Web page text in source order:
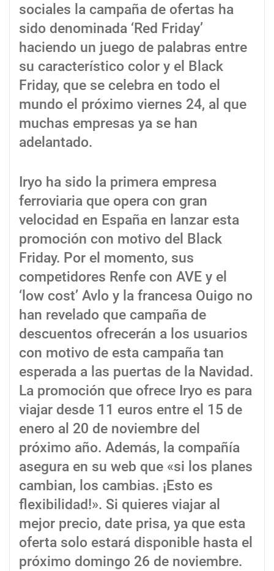
sociales la campaña de ofertas ha
sido denominada ‘Red Friday’
haciendo un juego de palabras entre
su característico color y el Black
Friday, que se celebra en todo el
mundo el próximo viernes 24, al que
muchas empresas ya se han
adelantado.
Iryo ha sido la primera empresa
ferroviaria que opera con gran
velocidad en España en lanzar esta
promoción con motivo del Black
Friday. Por el momento, sus
competidores Renfe con AVE y el
‘low cost’ Avlo y la francesa Ouigo no
han revelado que campaña de
descuentos ofrecerán a los usuarios
con motivo de esta campaña tan
esperada a las puertas de la Navidad.
La promoción que ofrece Iryo es para
viajar desde 11 euros entre el 15 de
enero al 20 de noviembre del
próximo año. Además, la compañía
asegura en su web que «si los planes
cambian, los cambias. ¡Esto es
flexibilidad!». Si quieres viajar al
mejor precio, date prisa, ya que esta
oferta solo estará disponible hasta el
próximo domingo 26 de noviembre.